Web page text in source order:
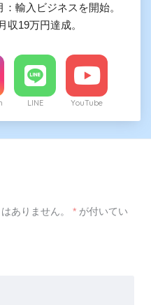
輸入ビジネスを開始。
収19万円達成。
LINE YouTube
ありません。 * が付いてい